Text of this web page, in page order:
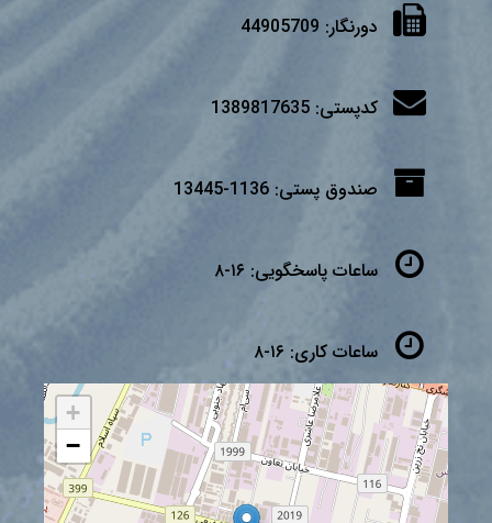
دورنگار: 44905709
کدپستی: 1389817635
صندوق پستی: 1136-13445
ساعات پاسخگویی: ۱۶-۸
ساعات کاری: ۱۶-۸
+
−